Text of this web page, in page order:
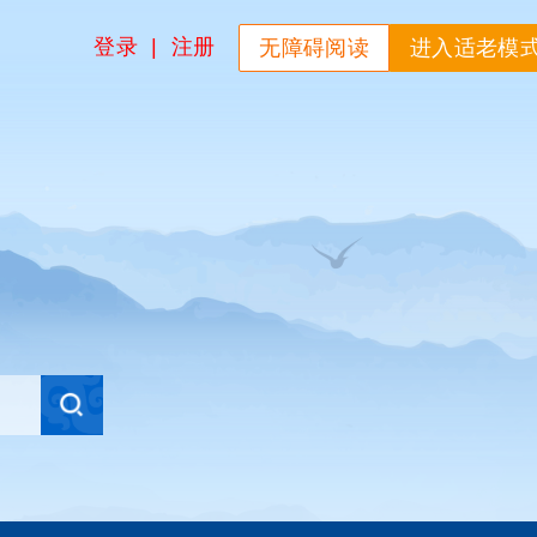
进入适老模
无障碍阅读
注册
登录